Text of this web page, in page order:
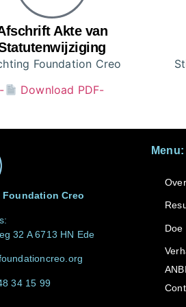
Akte van
Foundation Creo
-
Download PDF-
Creo
32 A 6713 HN Ede
34 15 99
Menu:
Doe
ANBI